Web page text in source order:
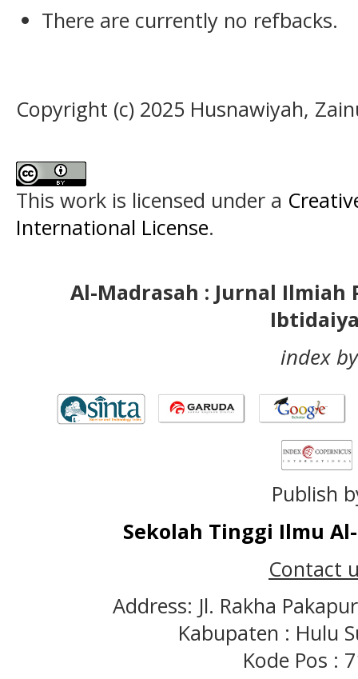
There are currently no refbacks.
Copyright (c) 2025 Husnawiyah,
This work is licensed under a
International License.
Al-Madrasah : Jurnal Ilmiah
index
Publish
Sekolah Tinggi Ilmu
Contact
Address: Jl. Rakha
Kabupaten : Hulu
Kode Pos :